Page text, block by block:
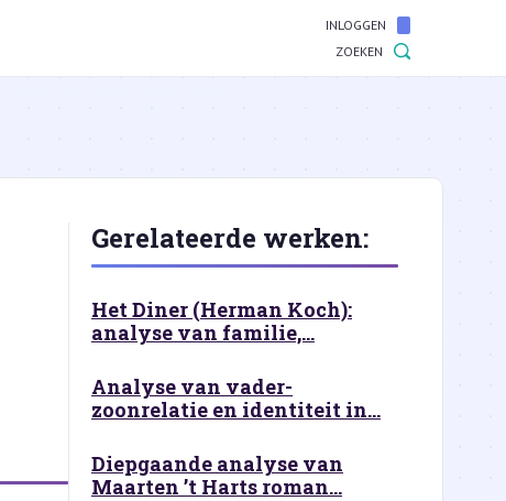
INLOGGEN
ZOEKEN
Gerelateerde werken:
Het Diner (Herman Koch):
analyse van familie,...
Analyse van vader-
zoonrelatie en identiteit in...
Diepgaande analyse van
Maarten ’t Harts roman...